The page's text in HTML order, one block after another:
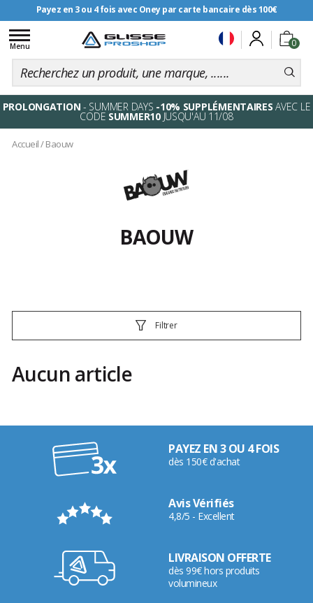
Payez en 3 ou 4 fois avec Oney par carte bancaire dès 100€
0
Toggle
navigation
Menu
PROLONGATION - SUMMER DAYS -10% SUPPLÉMENTAIRES AVEC LE
CODE SUMMER10JUSQU'AU 11/08
Accueil/Baouw
BAOUW
Filtrer
Aucun article
PAYEZ EN 3 OU 4 FOIS
dès 150€ d'achat
Avis Vérifiés
4,8/5 - Excellent
LIVRAISON OFFERTE
dès 99€ hors produits
volumineux